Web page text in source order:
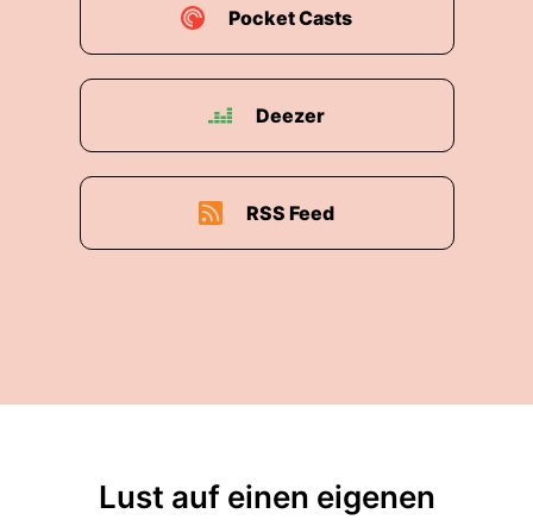
Pocket Casts
Deezer
RSS Feed
Lust auf einen eigenen